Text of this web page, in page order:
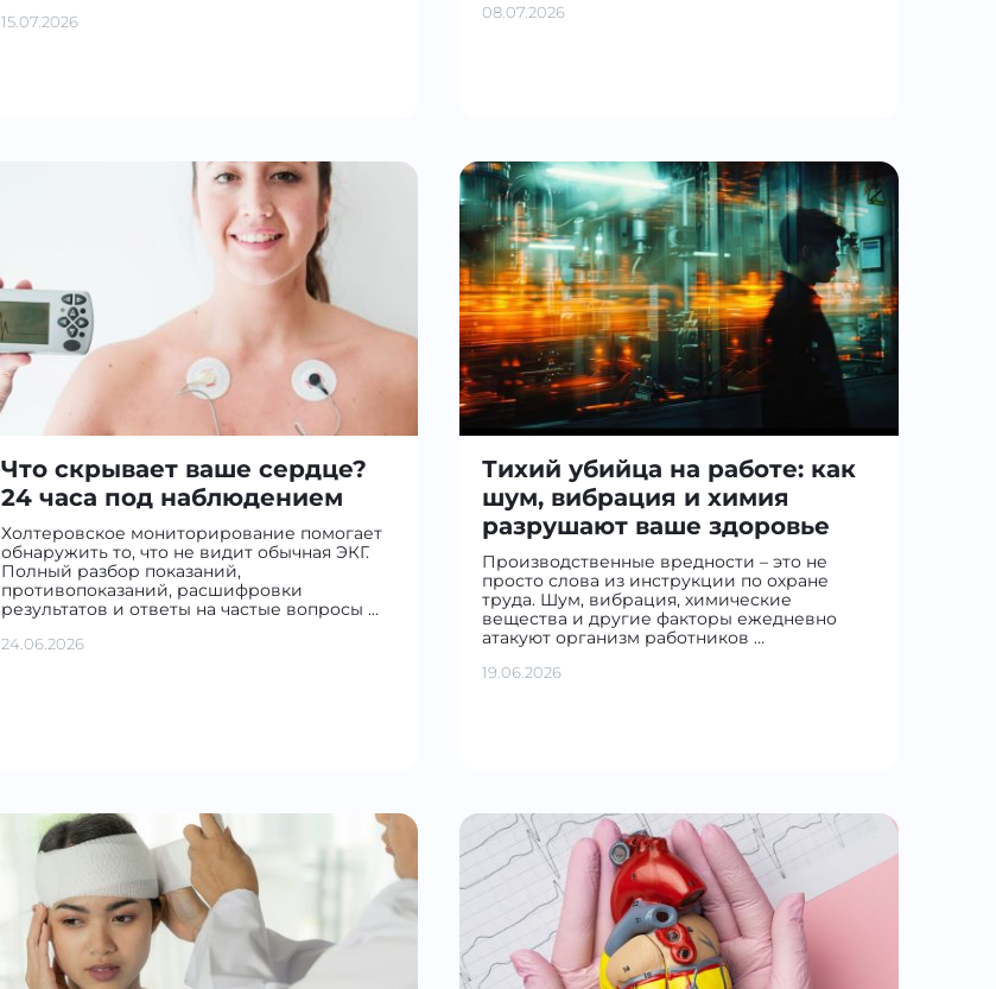
15.07.2026
Что скрывает ваше сердце?
24 часа под наблюдением
Холтеровское мониторирование помогает
обнаружить то, что не видит обычная ЭКГ.
Полный разбор показаний,
противопоказаний, расшифровки
результатов и ответы на частые вопросы …
24.06.2026
08.07.2026
Тихий убийца на работе: как
шум, вибрация и химия
разрушают ваше здоровье
Производственные вредности – это не
просто слова из инструкции по охране
труда. Шум, вибрация, химические
вещества и другие факторы ежедневно
атакуют организм работников …
19.06.2026